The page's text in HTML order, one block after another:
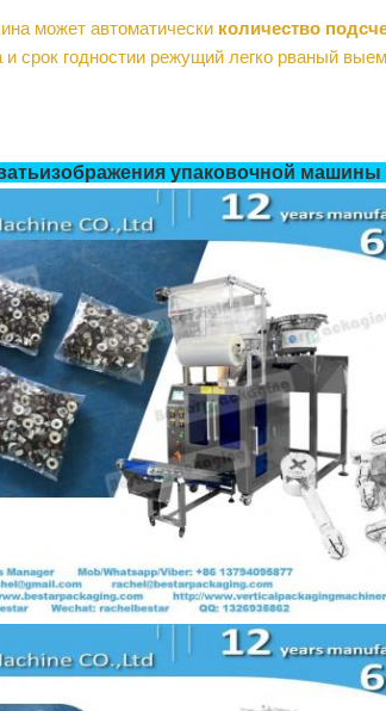
может автоматически количество
срок годностии режущий легко рваный
изображения упаковочной машины